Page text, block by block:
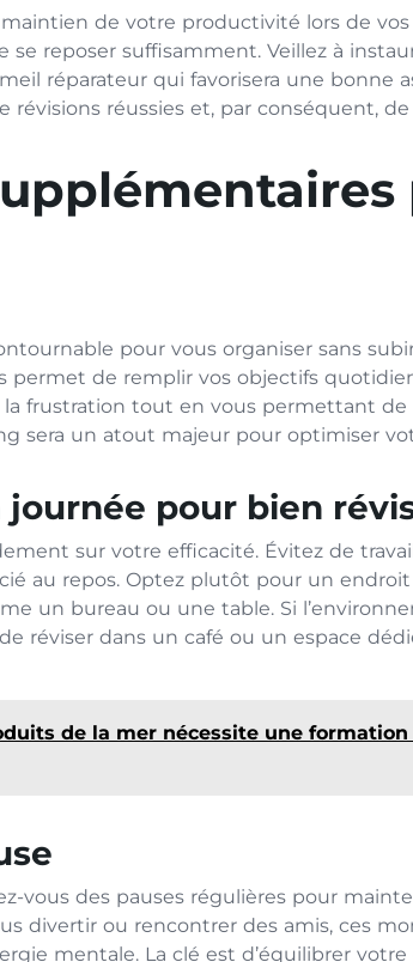
de votre productivité lors de vos
reposer suffisamment. Veillez à
réparateur qui favorisera une bonne
réussies et, par conséquent,
pour vous organiser sans
de remplir vos objectifs
la frustration tout en vous permettant
sera un atout majeur pour optimiser
pour bien
sur votre efficacité. Évitez de
au repos. Optez plutôt pour un
un bureau ou une table. Si
réviser dans un café ou un espace
de la mer nécessite une
vous des pauses régulières pour
divertir ou rencontrer des amis, ces
mentale. La clé est d’équilibrer